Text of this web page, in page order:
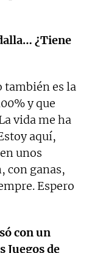
¿Tiene
también es la
y que
vida me ha
aquí,
unos
con ganas,
Espero
con un
Juegos de